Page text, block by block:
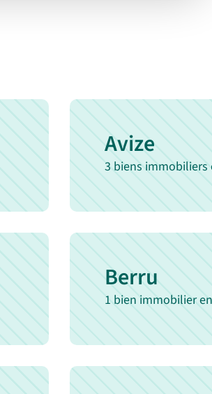
Avize
3 biens immobiliers
Berru
1 bien immobilier